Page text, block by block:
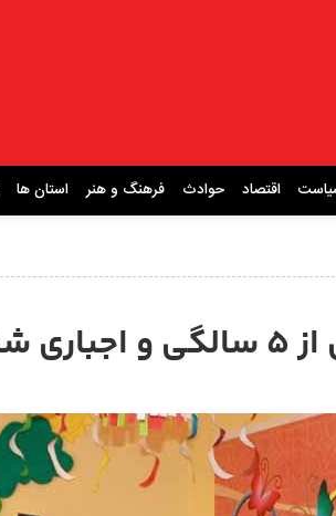
اقتصاد حوادث فرهنگ و هنر استان ها
شد